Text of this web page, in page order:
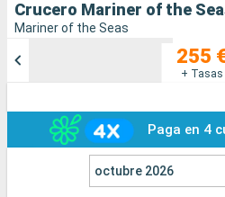
Mariner of the Seas
255
+ Tasas
Paga en 4
octubre 2026
Fecha de salida
Puertos